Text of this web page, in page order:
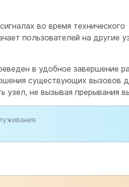
во время технического
пользователей на другие
в удобное завершение
существующих вызовов
узел, не вызывая прерывания